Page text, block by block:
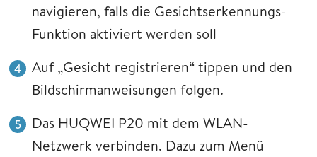
navigieren, falls die Gesichtserkennungs-
Funktion aktiviert werden soll
Auf „Gesicht registrieren“ tippen und den
Bildschirmanweisungen folgen.
Das HUQWEI P20 mit dem WLAN-
Netzwerk verbinden. Dazu zum Menü